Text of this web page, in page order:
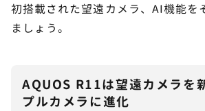
初搭載された望遠カメラ、AI機能を
ましょう。
AQUOS R11は望遠カメラを
プルカメラに進化